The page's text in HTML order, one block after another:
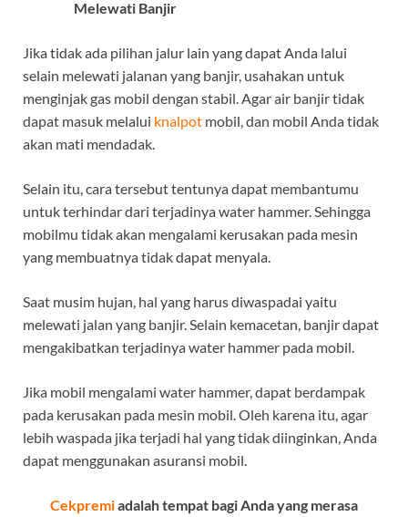
Melewati Banjir
Jika tidak ada pilihan jalur lain yang dapat Anda lalui
selain melewati jalanan yang banjir, usahakan untuk
menginjak gas mobil dengan stabil. Agar air banjir tidak
dapat masuk melalui knalpot mobil, dan mobil Anda tidak
akan mati mendadak.
Selain itu, cara tersebut tentunya dapat membantumu
untuk terhindar dari terjadinya water hammer. Sehingga
mobilmu tidak akan mengalami kerusakan pada mesin
yang membuatnya tidak dapat menyala.
Saat musim hujan, hal yang harus diwaspadai yaitu
melewati jalan yang banjir. Selain kemacetan, banjir dapat
mengakibatkan terjadinya water hammer pada mobil.
Jika mobil mengalami water hammer, dapat berdampak
pada kerusakan pada mesin mobil. Oleh karena itu, agar
lebih waspada jika terjadi hal yang tidak diinginkan, Anda
dapat menggunakan asuransi mobil.
Cekpremiadalah tempat bagi Anda yang merasa